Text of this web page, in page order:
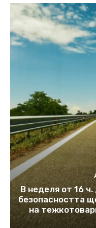
В неделя от 16
безопасността
на